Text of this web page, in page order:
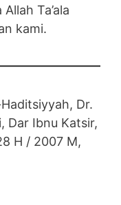
Ta’ala
kami.
Dr.
Dar Ibnu Katsir,
H / 2007 M,